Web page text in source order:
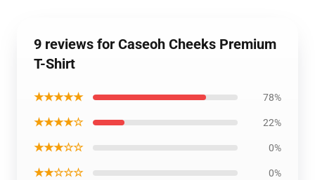
9 reviews for Caseoh Cheeks Premium
T-Shirt
★★★★★ 78%
★★★★☆ 22%
★★★☆☆ 0%
★★☆☆☆ 0%